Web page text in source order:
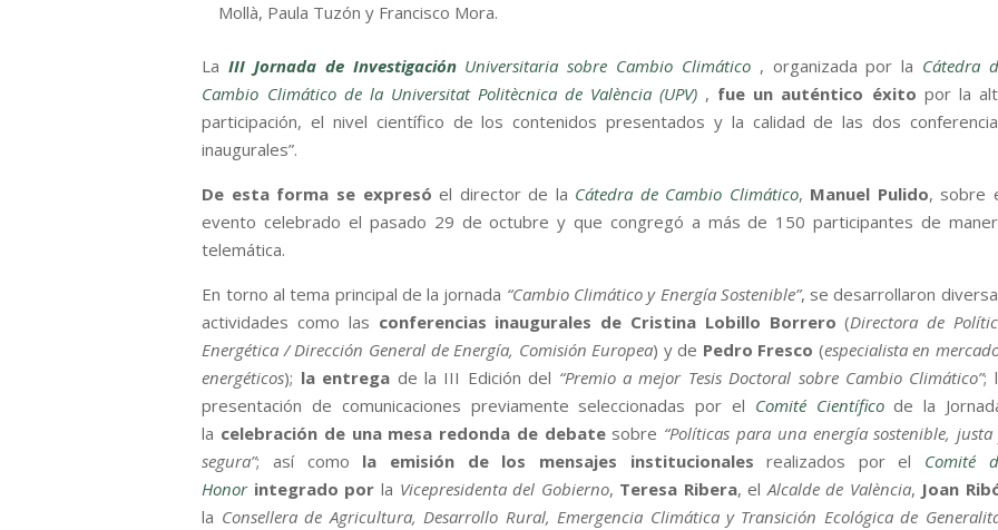
Mollà, Paula Tuzón y Francisco Mora.
LaIII Jornada de InvestigaciónUniversitaria sobre Cambio Climático, organizada por la Cátedra
Cambio Climático de la Universitat Politècnica de València (UPV) , fue un auténtico éxito por la
participación, el nivel científico de los contenidos presentados y la calidad de las dos
inaugurales”.
De esta forma se expresó el director de la Cátedra de Cambio Climático, Manuel Pulido, sobre
evento celebrado el pasado 29 de octubre y que congregó a más de 150 participantes de
telemática.
En torno al tema principal de la jornada “Cambio Climático y Energía Sostenible”, se desarrollaron
actividades como las conferencias inaugurales de Cristina Lobillo Borrero (Directora de
Energética / Dirección General de Energía, Comisión Europea) y de Pedro Fresco (especialista en
energéticos); la entrega de la III Edición del “Premio a mejor Tesis Doctoral sobre Cambio Climático”;
presentación de comunicaciones previamente seleccionadas por el Comité Científicode la
la celebración de una mesa redonda de debatesobre “Políticas para una energía sostenible, justa
segura”; así como la emisión de los mensajes institucionalesrealizados por el Comité
Honor integrado por la Vicepresidenta del Gobierno, Teresa Ribera, elAlcalde de València, Joan
la Consellera de Agricultura, Desarrollo Rural, Emergencia Climática y Transición Ecológica de